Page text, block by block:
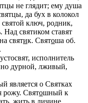
не глядит; ему душа
да бух в колокол
святой ключ, родник,
Над святиком ставят
святик. Святоша об.
исполнитель
дурной, лживый,
является о Святках
рожу. Святошный к